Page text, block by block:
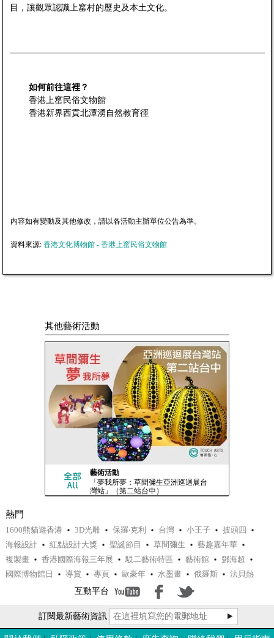
目，讓觀眾認識上窰村的歷史及本土文化。
如何前往這裡？
香港上窰民俗文物館
香港新界西貢北潭湧自然教育徑
内容如有變動及其他修改，請以各活動主辦單位公告為準。
資料來源: 香港文化博物館 - 香港上窰民俗文物館
其他藝術活動
藝術活動
「夢我所夢：草間彌生亞洲巡迴展台
灣站」（第二站台中）
活動一覽
國際博物館日 - 活動
熱門
1600熊貓遊香港 3D光雕 保羅‧克利 台灣 小王子
披頭四
海報設計
紅點設計大獎 聖誕節目 草間彌生
藝趣嘉年華
複製畫
香港國際海報三年展 駁二藝術特區 藝術館
鄧海超
國際博物館日
導賞 專頁 歐豪年 水墨畫 俄羅斯
法貝熱
互動平台
訂閱最新藝術資訊